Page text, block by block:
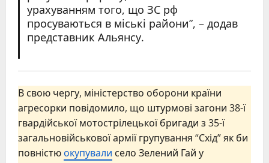
урахуванням того, що ЗС рф
просуваються в міські райони”, – додав
представник Альянсу.
В свою чергу, міністерство оборони країни
агресорки повідомило, що штурмові загони 38-ї
гвардійської мотострілецької бригади з 35-ї
загальновійськової армії групування “Схід” як би
повністюокупували село Зелений Гай у